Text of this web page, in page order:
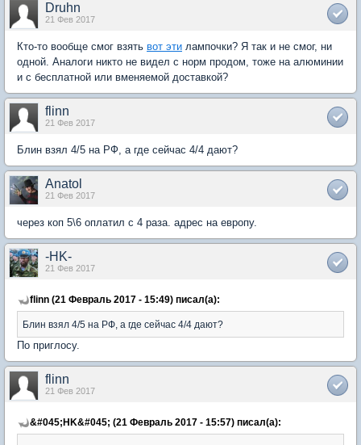
Druhn
21 Фев 2017
Кто-то вообще смог взять вот эти лампочки? Я так и не смог, ни
одной. Аналоги никто не видел с норм продом, тоже на алюминии
и с бесплатной или вменяемой доставкой?
flinn
21 Фев 2017
Блин взял 4/5 на РФ, а где сейчас 4/4 дают?
Anatol
21 Фев 2017
через коп 5\6 оплатил с 4 раза. адрес на европу.
-HK-
21 Фев 2017
flinn (21 Февраль 2017 - 15:49) писал(а):
Блин взял 4/5 на РФ, а где сейчас 4/4 дают?
По приглосу.
flinn
21 Фев 2017
&#045;HK&#045; (21 Февраль 2017 - 15:57) писал(а):